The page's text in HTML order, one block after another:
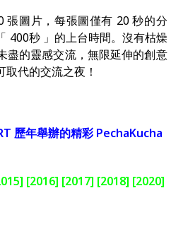
張圖片，每張圖僅有 20秒的分
400秒 」的上台時間。沒有枯燥
盡的靈感交流，無限延伸的創意
代的交流之夜！
歷年舉辦的精彩 PechaKucha
[2016] [2017] [2018] [2020]